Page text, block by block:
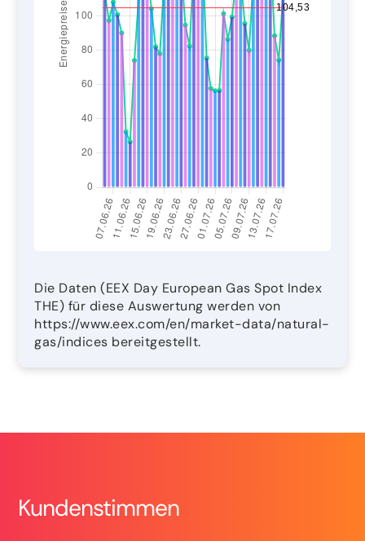
Die Daten (EEX Day European Gas Spot Index
THE) für diese Auswertung werden von
https://www.eex.com/en/market-data/natural-
gas/indices bereitgestellt.
Kundenstimmen